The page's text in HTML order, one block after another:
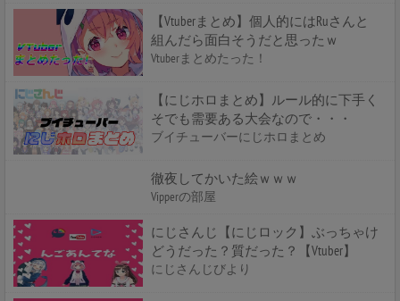
【Vtuberまとめ】個人的にはRuさんと
組んだら面白そうだと思ったｗ
Vtuberまとめたった！
【にじホロまとめ】ルール的に下手く
そでも需要ある大会なので・・・
ブイチューバーにじホロまとめ
徹夜してかいた絵ｗｗｗ
Vipperの部屋
にじさんじ【にじロック】ぶっちゃけ
どうだった？質だった？【Vtuber】
にじさんじびより